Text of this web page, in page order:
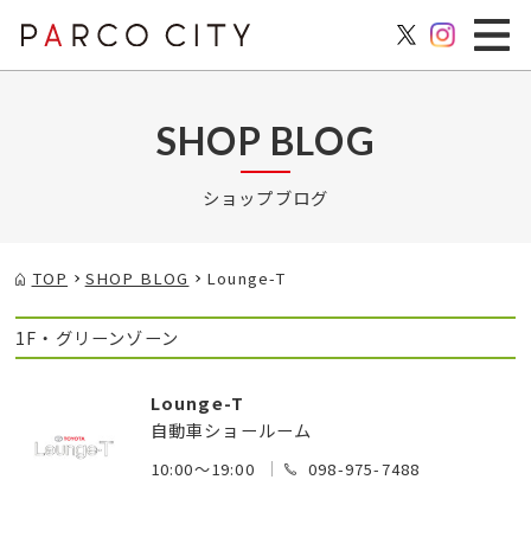
SHOP BLOG
ショップブログ
TOP SHOP BLOG Lounge-T
1F・グリーンゾーン
Lounge-T
自動車ショールーム
10:00～19:00 098-975-7488